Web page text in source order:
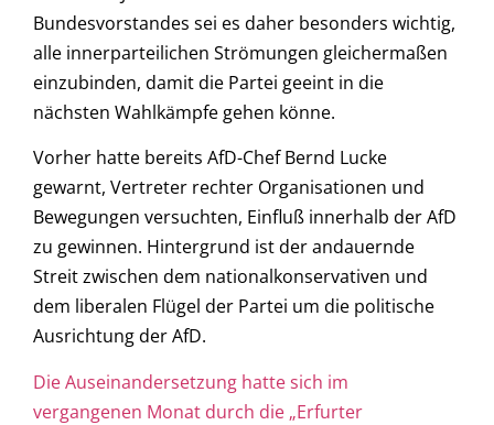
Bundesvorstandes sei es daher besonders wichtig,
alle innerparteilichen Strömungen gleichermaßen
einzubinden, damit die Partei geeint in die
nächsten Wahlkämpfe gehen könne.
Vorher hatte bereits AfD-Chef Bernd Lucke
gewarnt, Vertreter rechter Organisationen und
Bewegungen versuchten, Einfluß innerhalb der AfD
zu gewinnen. Hintergrund ist der andauernde
Streit zwischen dem nationalkonservativen und
dem liberalen Flügel der Partei um die politische
Ausrichtung der AfD.
Die Auseinandersetzung hatte sich im
vergangenen Monat durch die „Erfurter